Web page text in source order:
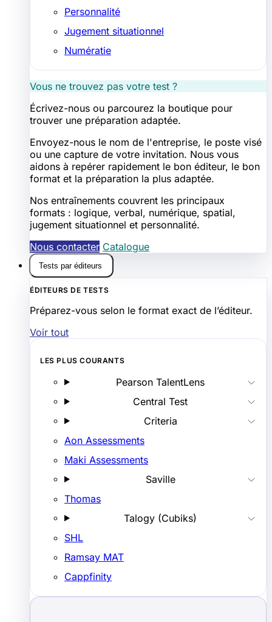
Personnalité
Jugement situationnel
Numératie
Vous ne trouvez pas votre test ?
Écrivez-nous ou parcourez la boutique pour
trouver une préparation adaptée.
Envoyez-nous le nom de l'entreprise, le poste visé
ou une capture de votre invitation. Nous vous
aidons à repérer rapidement le bon éditeur, le bon
format et la préparation la plus adaptée.
Nos entraînements couvrent les principaux
formats : logique, verbal, numérique, spatial,
jugement situationnel et personnalité.
Nous contacter Catalogue
Tests par éditeurs
ÉDITEURS DE TESTS
Préparez-vous selon le format exact de l’éditeur.
Voir tout
LES PLUS COURANTS
Pearson TalentLens
Central Test
Criteria
Aon Assessments
Maki Assessments
Saville
Thomas
Talogy (Cubiks)
SHL
Ramsay MAT
Cappfinity